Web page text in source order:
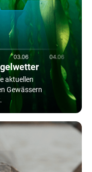
aktuellen
Gewässern